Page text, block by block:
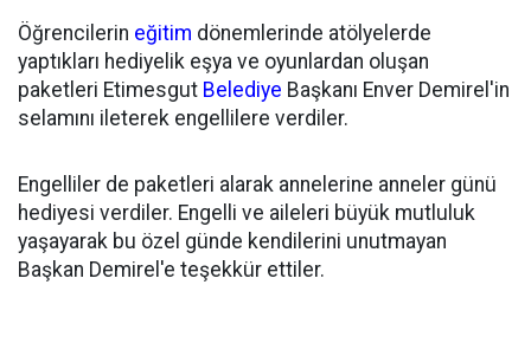
Öğrencilerin eğitim dönemlerinde atölyelerde
yaptıkları hediyelik eşya ve oyunlardan oluşan
paketleri Etimesgut Belediye Başkanı Enver Demirel'in
selamını ileterek engellilere verdiler.
Engelliler de paketleri alarak annelerine anneler günü
hediyesi verdiler. Engelli ve aileleri büyük mutluluk
yaşayarak bu özel günde kendilerini unutmayan
Başkan Demirel'e teşekkür ettiler.